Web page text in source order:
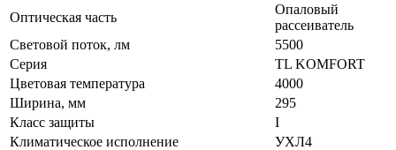
Оптическая часть
Опаловый
рассеиватель
Световой поток, лм
5500
Серия
TL KOMFORT
Цветовая температура
4000
Ширина, мм
295
Класс защиты
I
Климатическое исполнение
УХЛ4